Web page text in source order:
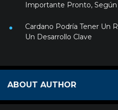
Importante Pronto,
Cardano Podría Tener Un
Un Desarrollo Clave
ABOUT AUTHOR